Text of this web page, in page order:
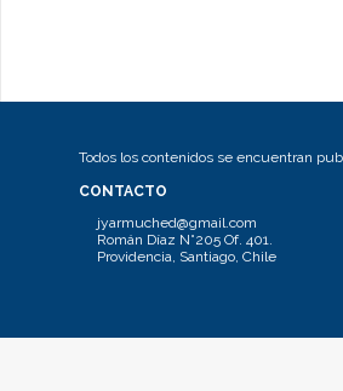
Todos los contenidos se encuentran
CONTACTO
jyarmuched@gmail.com
Román Díaz N°205 Of. 401.
Providencia, Santiago, Chile